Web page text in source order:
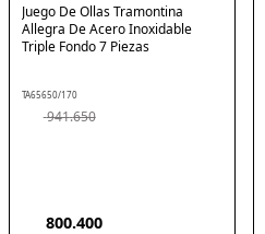
Juego De Ollas Tramontina
Allegra De Acero Inoxidable
Triple Fondo 7 Piezas
TA65650/170
941.650
800.400